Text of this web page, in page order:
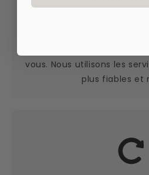
vous. Nous utilisons les
plus fiables et